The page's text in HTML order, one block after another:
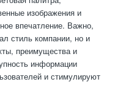
изображения и
впечатление. Важно,
стиль компании, но и
преимущества и
информации
и стимулируют